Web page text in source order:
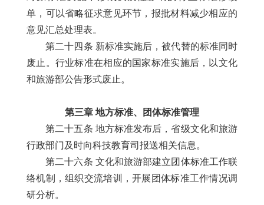
单，可以省略征求意见环节，报批材料减少相应的
意见汇总处理表。
第二十四条 新标准实施后，被代替的标准同时
废止。行业标准在相应的国家标准实施后，以文化
和旅游部公告形式废止。
第三章 地方标准、团体标准管理
第二十五条 地方标准发布后，省级文化和旅游
行政部门及时向科技教育司报送相关信息。
第二十六条 文化和旅游部建立团体标准工作联
络机制，组织交流培训，开展团体标准工作情况调
研分析。